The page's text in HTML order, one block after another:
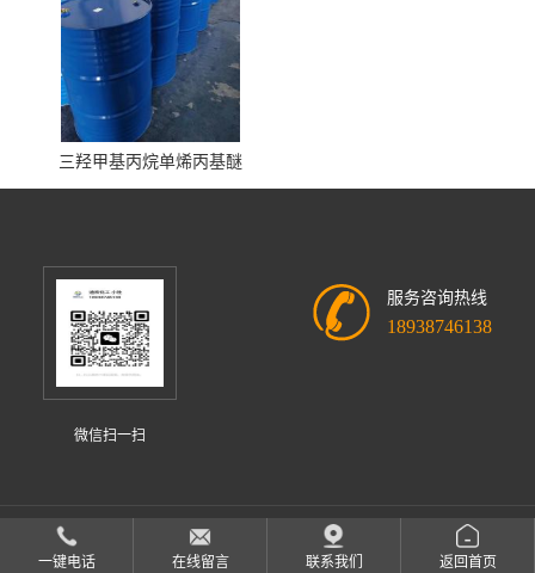
三羟甲基丙烷单烯丙基醚
微信扫一扫
服务咨询热线
18938746138
中山市迪欣化工有限公司版权所有 Copyright (©) 2026
一键电话
在线留言 联系我们 返回首页